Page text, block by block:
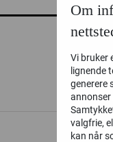
Om
Vi bruker
lignende
generere
annonser
valgfrie,
kan når